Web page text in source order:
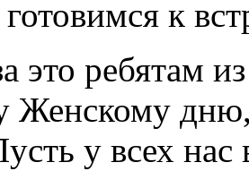
готовимся к
это ребятам
Женскому
у всех нас